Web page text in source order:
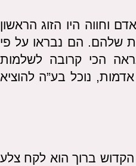
וחווה היו הזוג הראשון
שלהם. הם נבראו על פי
הכי קרובה לשלמות
נוכל בע”ה להוציא
ברוך הוא לקח צלע